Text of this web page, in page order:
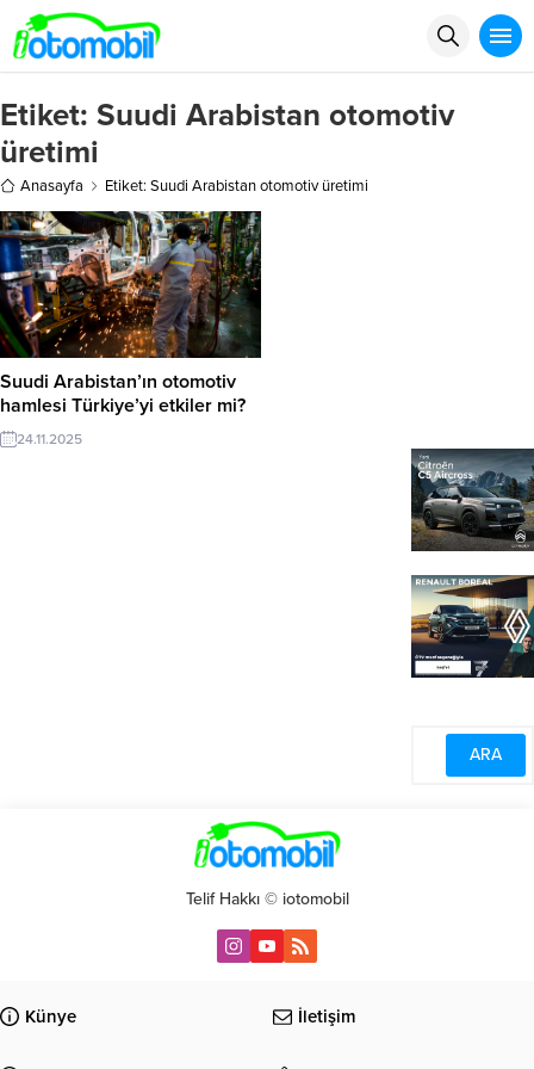
Etiket: Suudi Arabistan otomotiv
üretimi
Anasayfa Etiket: Suudi Arabistan otomotiv üretimi
Suudi Arabistan’ın otomotiv
hamlesi Türkiye’yi etkiler mi?
24.11.2025
Telif Hakkı © iotomobil
Künye İletişim